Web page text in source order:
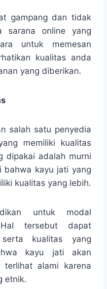
gampang dan tidak
sarana online yang
untuk memesan
kualitas anda
yang diberikan.
salah satu penyedia
memiliki kualitas
dipakai adalah murni
bahwa kayu jati yang
kualitas yang lebih.
untuk modal
tersebut dapat
serta kualitas yang
kayu jati akan
terlihat alami karena
etnik.